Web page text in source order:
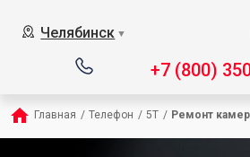
Челябинск ▼
+7 (800)
Главная / Телефон / 5T / Ремонт